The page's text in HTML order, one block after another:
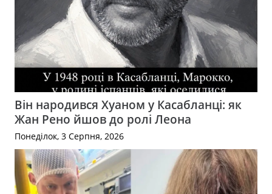
Він народився Хуаном у Касабланці: як
Жан Рено йшов до ролі Леона
Понеділок, 3 Серпня, 2026